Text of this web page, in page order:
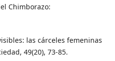
Chimborazo:
las cárceles femeninas
49(20), 73-85.